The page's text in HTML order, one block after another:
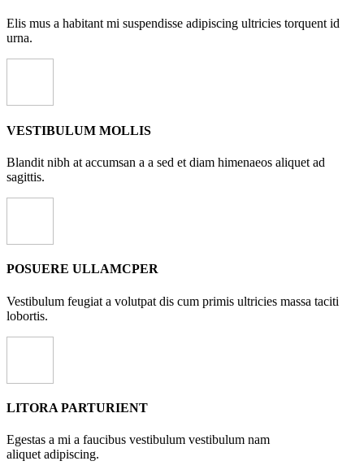
Elis mus a habitant mi suspendisse adipiscing ultricies torquent id
urna.
VESTIBULUM MOLLIS
Blandit nibh at accumsan a a sed et diam himenaeos aliquet ad
sagittis.
POSUERE ULLAMCPER
Vestibulum feugiat a volutpat dis cum primis ultricies massa taciti
lobortis.
LITORA PARTURIENT
Egestas a mi a faucibus vestibulum vestibulum nam
aliquet adipiscing.